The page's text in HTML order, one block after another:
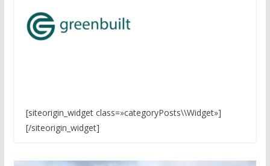
[siteorigin_widget class=»categoryPosts\\Widget»]
[/siteorigin_widget]
Bærekraftundersøkelsen 2021 fra Respons